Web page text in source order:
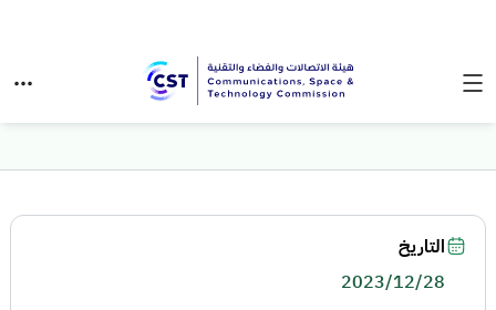
التاريخ
2023/12/28